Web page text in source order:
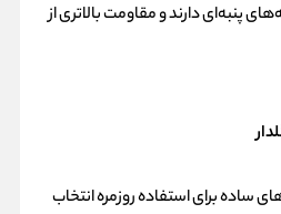
پنبه‌ای دارند و مقاومت بالاتری از
ساده برای استفاده روزمره انتخاب